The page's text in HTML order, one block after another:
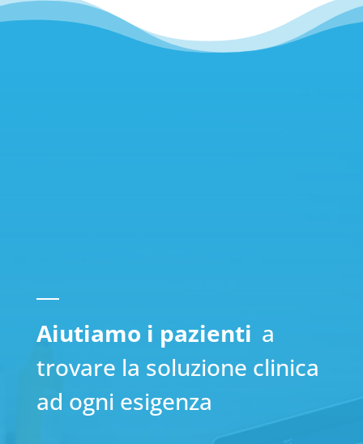
Aiutiamo i pazienti a
trovare la soluzione clinica
ad ogni esigenza